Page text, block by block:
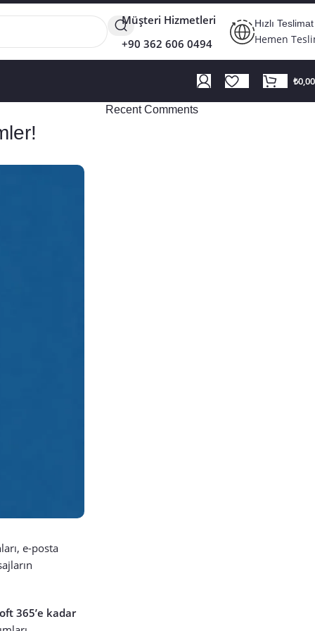
Müşteri Hizmetleri
+90 362 606 0494
Hızlı Teslimat
Hemen
₺0,00
e-posta
365’e kadar
Recent Comments